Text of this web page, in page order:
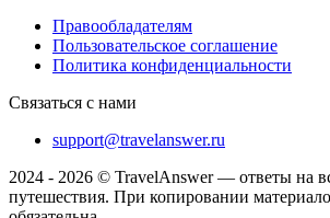
Правообладателям
Пользовательское соглашение
Политика конфиденциальности
Связаться с нами
support@travelanswer.ru
2024 - 2026 © TravelAnswer — ответы на
путешествия. При копировании